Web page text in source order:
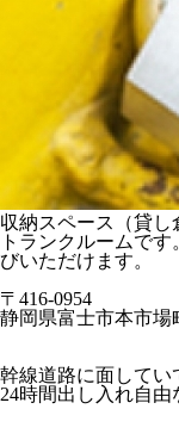
収納スペース（貸し
トランクルームで
びいただけます。
〒416-0954
静岡県富士市本市場
幹線道路に面してい
24時間出し入れ自由